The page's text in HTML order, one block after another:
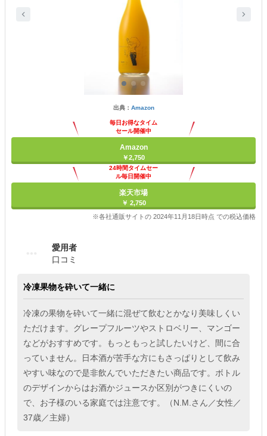
出典： Amazon
毎日お得なタイム
セール開催中
Amazon
￥2,750
24時間タイムセー
ル毎日開催中
楽天市場
￥ 2,750
※各社通販サイトの 2024年11月18日時点 での税込価格
愛用者
口コミ
冷凍果物を砕いて一緒に
冷凍の果物を砕いて一緒に混ぜて飲むとかなり美味しくい
ただけます。グレープフルーツやストロベリー、マンゴー
などがおすすめです。もっともっと試したいけど、間に合
っていません。日本酒が苦手な方にもさっぱりとして飲み
やすい味なので是非飲んでいただきたい商品です。ボトル
のデザインからはお酒かジュースか区別がつきにくいの
で、お子様のいる家庭では注意です。（N.M.さん／女性／
37歳／主婦）